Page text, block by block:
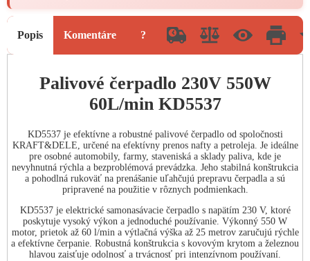
Popis Komentáre ?
Palivové čerpadlo 230V 550W
60L/min KD5537
KD5537 je efektívne a robustné palivové čerpadlo od spoločnosti
KRAFT&DELE, určené na efektívny prenos nafty a petroleja. Je ideálne
pre osobné automobily, farmy, staveniská a sklady paliva, kde je
nevyhnutná rýchla a bezproblémová prevádzka. Jeho stabilná konštrukcia
a pohodlná rukoväť na prenášanie uľahčujú prepravu čerpadla a sú
pripravené na použitie v rôznych podmienkach.
KD5537 je elektrické samonasávacie čerpadlo s napätím 230 V, ktoré
poskytuje vysoký výkon a jednoduché používanie. Výkonný 550 W
motor, prietok až 60 l/min a výtlačná výška až 25 metrov zaručujú rýchle
a efektívne čerpanie. Robustná konštrukcia s kovovým krytom a železnou
hlavou zaisťuje odolnosť a trvácnosť pri intenzívnom používaní.